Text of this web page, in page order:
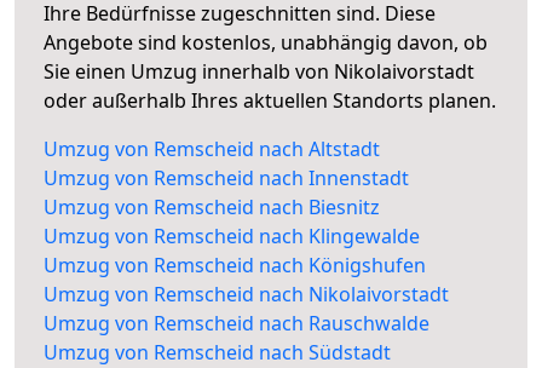
Ihre Bedürfnisse zugeschnitten sind. Diese
Angebote sind kostenlos, unabhängig davon, ob
Sie einen Umzug innerhalb von Nikolaivorstadt
oder außerhalb Ihres aktuellen Standorts planen.
Umzug von Remscheid nach Altstadt
Umzug von Remscheid nach Innenstadt
Umzug von Remscheid nach Biesnitz
Umzug von Remscheid nach Klingewalde
Umzug von Remscheid nach Königshufen
Umzug von Remscheid nach Nikolaivorstadt
Umzug von Remscheid nach Rauschwalde
Umzug von Remscheid nach Südstadt